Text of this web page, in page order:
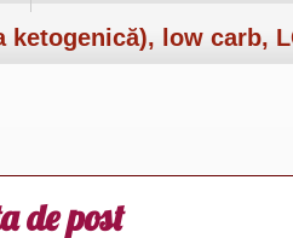
ketogenică), low carb,
de post